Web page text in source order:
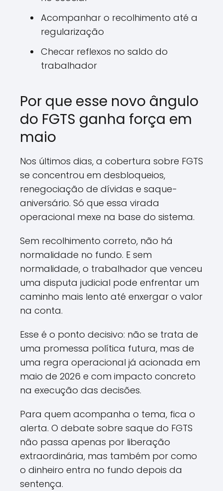
Acompanhar o recolhimento até a
regularização
Checar reflexos no saldo do
trabalhador
Por que esse novo ângulo
do FGTS ganha força em
maio
Nos últimos dias, a cobertura sobre FGTS
se concentrou em desbloqueios,
renegociação de dívidas e saque-
aniversário. Só que essa virada
operacional mexe na base do sistema.
Sem recolhimento correto, não há
normalidade no fundo. E sem
normalidade, o trabalhador que venceu
uma disputa judicial pode enfrentar um
caminho mais lento até enxergar o valor
na conta.
Esse é o ponto decisivo: não se trata de
uma promessa política futura, mas de
uma regra operacional já acionada em
maio de 2026 e com impacto concreto
na execução das decisões.
Para quem acompanha o tema, fica o
alerta. O debate sobre saque do FGTS
não passa apenas por liberação
extraordinária, mas também por como
o dinheiro entra no fundo depois da
sentença.